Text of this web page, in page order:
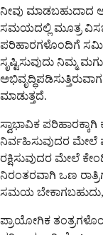
ನೀವು ಮಾಡಬಹುದಾದ
ಸಮಯದಲ್ಲಿ ಮೂತ್ರ
ಪರಿಹಾರಗಳೊಂದಿಗೆ
ಸೃಷ್ಟಿಸುವುದು ನಿಮ್ಮ
ಮಾಡುತ್ತದೆ.
ಸ್ವಾಭಾವಿಕ
ನಿರ್ವಹಿಸುವುದರ ಮೇಲೆ
ರಕ್ಷಿಸುವುದರ ಮೇಲೆ
ನಿರಂತರವಾಗಿ ಒಣ
ಸಮಯ
ಪ್ರಾಯೋಗಿಕ